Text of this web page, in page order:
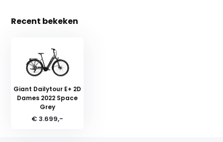
Recent bekeken
Giant Dailytour E+ 2D
Dames 2022 Space
Grey
€ 3.699,-